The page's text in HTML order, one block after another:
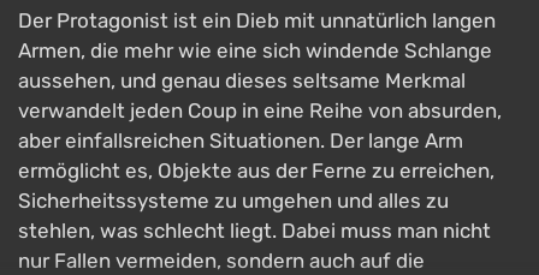
Der Protagonist ist ein Dieb mit unnatürlich langen
Armen, die mehr wie eine sich windende Schlange
aussehen, und genau dieses seltsame Merkmal
verwandelt jeden Coup in eine Reihe von absurden,
aber einfallsreichen Situationen. Der lange Arm
ermöglicht es, Objekte aus der Ferne zu erreichen,
Sicherheitssysteme zu umgehen und alles zu
stehlen, was schlecht liegt. Dabei muss man nicht
nur Fallen vermeiden, sondern auch auf die